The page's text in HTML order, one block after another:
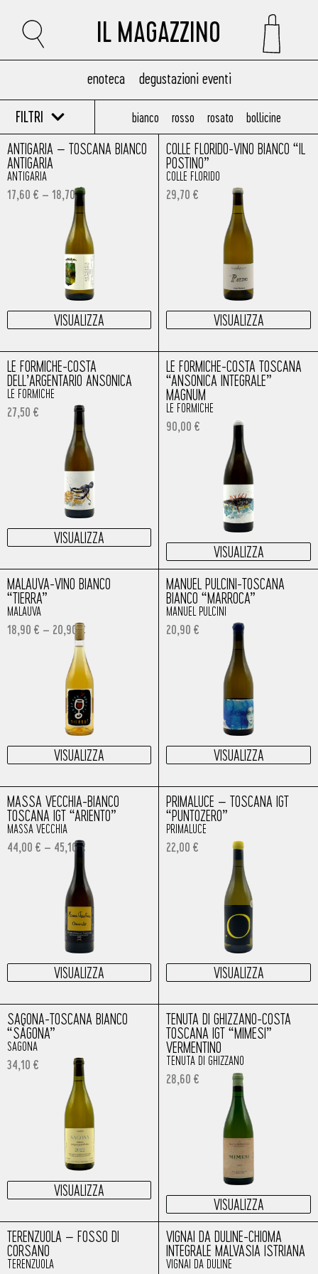
IL MAGAZZINO
enoteca degustazioni eventi
FILTRI bianco rosso rosato bollicine
ANTIGARIA – TOSCANA BIANCO
ANTIGARIA
ANTIGARIA
17,60 € – 18,70€
VISUALIZZA
COLLE FLORIDO-VINO BIANCO “IL
POSTINO”
COLLE FLORIDO
29,70 €
VISUALIZZA
LE FORMICHE-COSTA
DELL’ARGENTARIO ANSONICA
LE FORMICHE
27,50 €
VISUALIZZA
LE FORMICHE-COSTA TOSCANA
“ANSONICA INTEGRALE”
MAGNUM
LE FORMICHE
90,00 €
VISUALIZZA
MALAUVA-VINO BIANCO
“TIERRA”
MALAUVA
18,90 € – 20,90€
VISUALIZZA
MANUEL PULCINI-TOSCANA
BIANCO “MARROCA”
MANUEL PULCINI
20,90 €
VISUALIZZA
MASSA VECCHIA-BIANCO
TOSCANA IGT “ARIENTO”
MASSA VECCHIA
44,00 € – 45,10€
VISUALIZZA
PRIMALUCE – TOSCANA IGT
“PUNTOZERO”
PRIMALUCE
22,00 €
VISUALIZZA
SAGONA-TOSCANA BIANCO
“SÀGONA”
SAGONA
34,10 €
VISUALIZZA
TENUTA DI GHIZZANO-COSTA
TOSCANA IGT “MIMESI”
VERMENTINO
TENUTA DI GHIZZANO
28,60 €
VISUALIZZA
TERENZUOLA – FOSSO DI
CORSANO
TERENZUOLA
VIGNAI DA DULINE-CHIOMA
INTEGRALE MALVASIA ISTRIANA
VIGNAI DA DULINE